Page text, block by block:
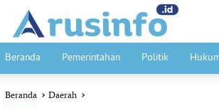
Beranda Pemerintahan Politik
Beranda Daerah